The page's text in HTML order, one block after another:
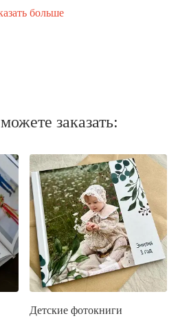
больше
заказать:
Детские фотокниги